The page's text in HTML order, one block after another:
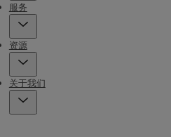
服务
资源
关于我们